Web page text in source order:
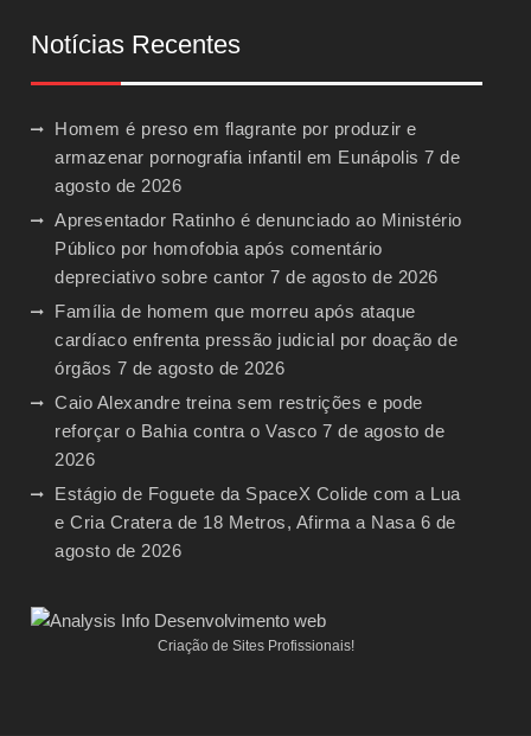
Notícias Recentes
Homem é preso em flagrante por produzir e
armazenar pornografia infantil em Eunápolis 7 de
agosto de 2026
Apresentador Ratinho é denunciado ao Ministério
Público por homofobia após comentário
depreciativo sobre cantor 7 de agosto de 2026
Família de homem que morreu após ataque
cardíaco enfrenta pressão judicial por doação de
órgãos 7 de agosto de 2026
Caio Alexandre treina sem restrições e pode
reforçar o Bahia contra o Vasco 7 de agosto de
2026
Estágio de Foguete da SpaceX Colide com a Lua
e Cria Cratera de 18 Metros, Afirma a Nasa 6 de
agosto de 2026
Criação de Sites Profissionais!